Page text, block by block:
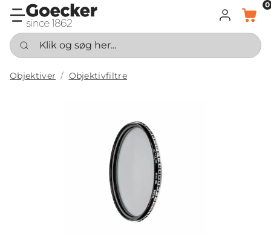
LOG INDKURV
0
Klik og søg her...
Objektiver Objektivfiltre